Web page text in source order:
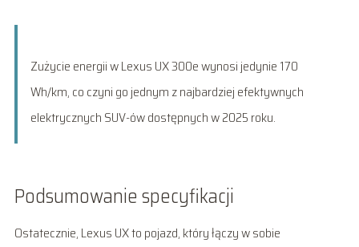
Zużycie energii w Lexus UX 300e wynosi jedynie 170
Wh/km, co czyni go jednym z najbardziej efektywnych
elektrycznych SUV-ów dostępnych w 2025 roku.
Podsumowanie specyfikacji
Ostatecznie, Lexus UX to pojazd, który łączy w sobie